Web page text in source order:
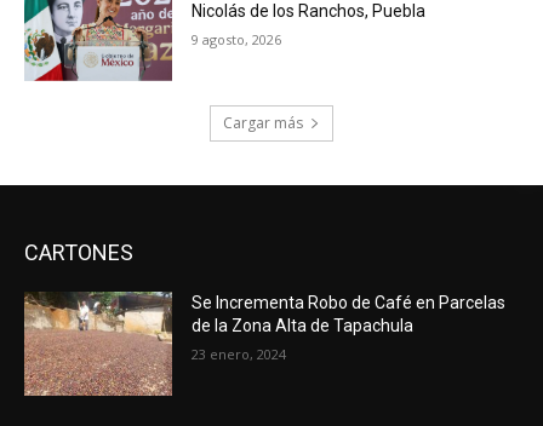
Nicolás de los Ranchos, Puebla
9 agosto, 2026
Cargar más
CARTONES
Se Incrementa Robo de Café en Parcelas
de la Zona Alta de Tapachula
23 enero, 2024